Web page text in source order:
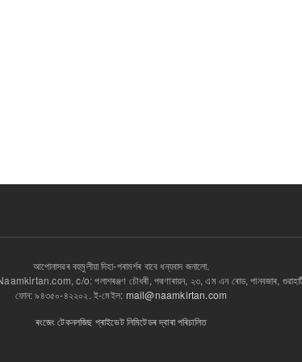
আপোনাসৱৰ বহুমুলীয়া দিহা-পৰামৰ্শৰ বাবে ধন্যবাদ জনালো.
Naamkirtan.com, c/o: পলাশৰঞ্জণ চৌধৰী, পদ্মণাৰায়ন, ২৩, এম এন ৰোড, পানবজাৰ,
ফোন: ৯৪৩৫০-৪২২০২. ই-মেইল: mail@naamkirtan.com
ৰংজেং টেকনলজিছ প্ৰাইভেট লিমিটেডৰ দ্বাৰা পৰিচালিত